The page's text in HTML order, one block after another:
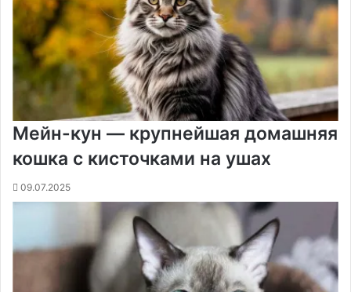
Мейн-кун — крупнейшая домашняя
кошка с кисточками на ушах
09.07.2025